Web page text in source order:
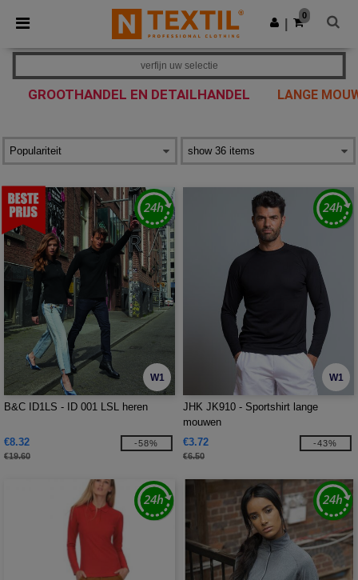
× Ntextil-app
Betere prijzen in de app!
Download app
0
GROOTHANDEL EN DETAILHANDEL LANGE
verfijn uw selectie
W1
B&C ID1LS - ID 001 LSL heren
€8.32
€19.60
-58%
W1
JHK JK910 - Sportshirt lange
mouwen
€3.72
€6.50
-43%